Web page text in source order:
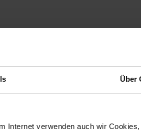
Über
Internet verwenden auch wir
Geschäften und Produkten